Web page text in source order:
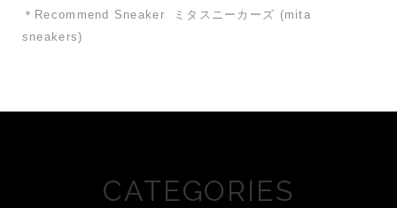
＊Recommend Sneaker
ミタスニーカーズ (mita
sneakers)
CATEGORIES